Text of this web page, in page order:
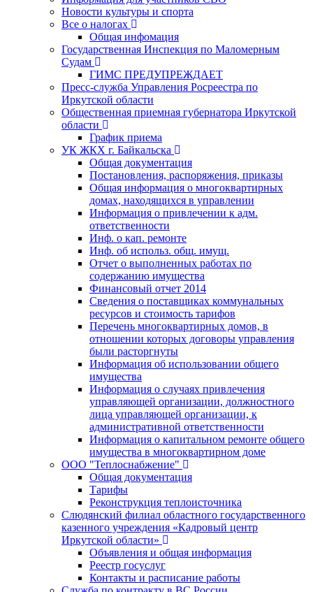
Новости культуры и спорта
Все о налогах
Общая инфомация
Государственная Инспекция по Маломерным
Судам
ГИМС ПРЕДУПРЕЖДАЕТ
Пресс-служба Управления Росреестра по
Иркутской области
Общественная приемная губернатора Иркутской
области
График приема
УК ЖКХ г. Байкальска
Общая документация
Постановления, распоряжения, приказы
Общая информация о многоквартирных
домах, находящихся в управлении
Информация о привлечении к адм.
ответственности
Инф. о кап. ремонте
Инф. об использ. общ. имущ.
Отчет о выполненных работах по
содержанию имущества
Финансовый отчет 2014
Сведения о поставщиках коммунальных
ресурсов и стоимость тарифов
Перечень многоквартирных домов, в
отношении которых договоры управления
были расторгнуты
Информация об использовании общего
имущества
Информация о случаях привлечения
управляющей организации, должностного
лица управляющей организации, к
административной ответственности
Информация о капитальном ремонте общего
имущества в многоквартирном доме
ООО "Теплоснабжение"
Общая документация
Тарифы
Реконструкция теплоисточника
Слюдянский филиал областного государственного
казенного учреждения «Кадровый центр
Иркутской области»
Объявления и общая информация
Реестр госуслуг
Контакты и расписание работы